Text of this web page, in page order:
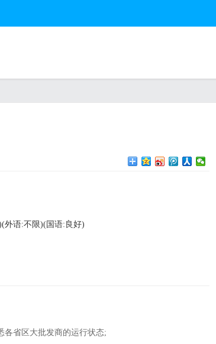
外语:不限)(国语:良好)
各省区大批发商的运行状态;